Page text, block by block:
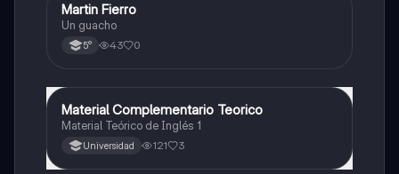
Inglés
Martin Fierro
Un guacho
5° 43 0
Inglés
Material Complementario Teorico
Material Teórico de Inglés 1
Universidad 121 3